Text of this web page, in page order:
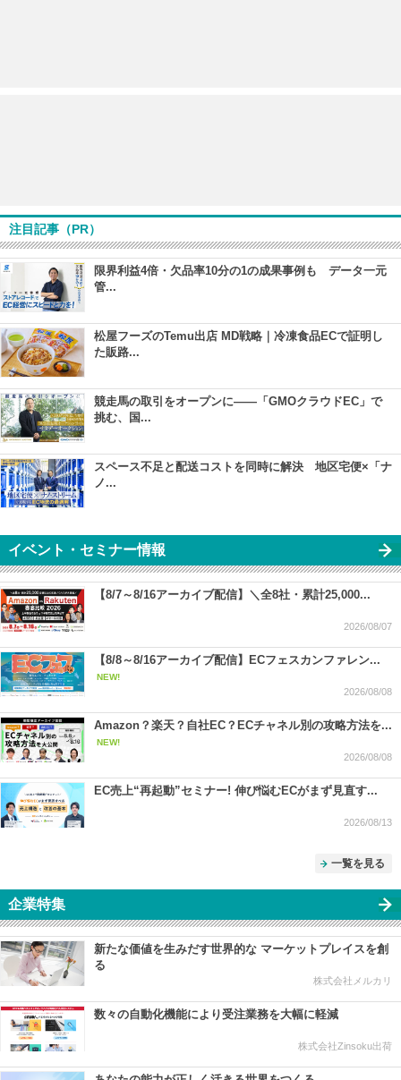
注目記事（PR）
限界利益4倍・欠品率10分の1の成果事例も データ一元
管...
松屋フーズのTemu出店 MD戦略｜冷凍食品ECで証明し
た販路...
競走馬の取引をオープンに――「GMOクラウドEC」で
挑む、国...
スペース不足と配送コストを同時に解決 地区宅便×「ナ
ノ...
イベント・セミナー情報
【8/7～8/16アーカイブ配信】＼全8社・累計25,000...
2026/08/07
【8/8～8/16アーカイブ配信】ECフェスカンファレン...
NEW!
2026/08/08
Amazon？楽天？自社EC？ECチャネル別の攻略方法を...
NEW!
2026/08/08
EC売上“再起動”セミナー! 伸び悩むECがまず見直す...
2026/08/13
一覧を見る
企業特集
新たな価値を生みだす世界的な マーケットプレイスを創
る
株式会社メルカリ
数々の自動化機能により受注業務を大幅に軽減
株式会社Zinsoku出荷